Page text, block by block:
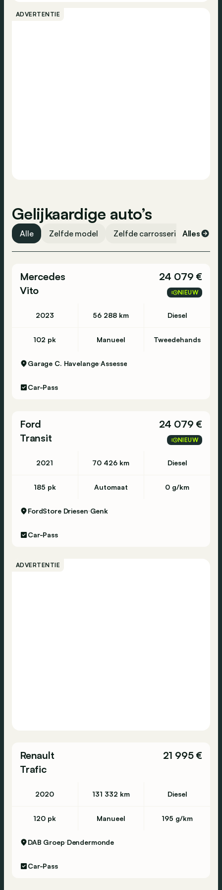
Emissieklasse
ADVERTENTIE
Gelijkaardige auto’s
Alle Zelfde model Zelfde carrosserievorm
Alles
Mercedes
Vito
24 079 €
NIEUW
2023 56 288 km Diesel
102 pk Manueel Tweedehands
Garage C. Havelange Assesse
Car-Pass
Ford
Transit
24 079 €
NIEUW
2021 70 426 km Diesel
185 pk Automaat 0 g/km
FordStore Driesen Genk
Car-Pass
ADVERTENTIE
Renault
Trafic
21 995 €
2020 131 332 km Diesel
120 pk Manueel 195 g/km
DAB Groep Dendermonde
Car-Pass